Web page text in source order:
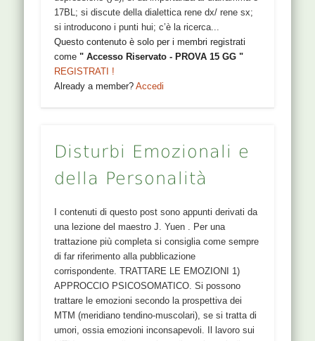
17BL; si discute della dialettica rene dx/ rene sx;
si introducono i punti hui; c’è la ricerca...
Questo contenuto è solo per i membri registrati
come" Accesso Riservato - PROVA 15 GG "
REGISTRATI !
Already a member?Accedi
Disturbi Emozionali e
della Personalità
I contenuti di questo post sono appunti derivati da
una lezione del maestro J. Yuen . Per una
trattazione più completa si consiglia come sempre
di far riferimento alla pubblicazione
corrispondente. TRATTARE LE EMOZIONI 1)
APPROCCIO PSICOSOMATICO. Si possono
trattare le emozioni secondo la prospettiva dei
MTM (meridiano tendino-muscolari), se si tratta di
umori, ossia emozioni inconsapevoli. Il lavoro sui